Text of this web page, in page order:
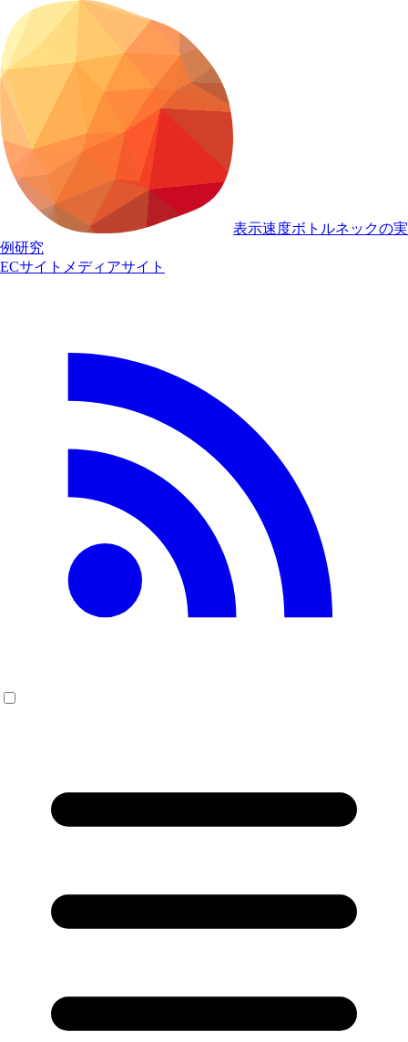
表示速度ボトルネックの実
例研究
ECサイト メディアサイト